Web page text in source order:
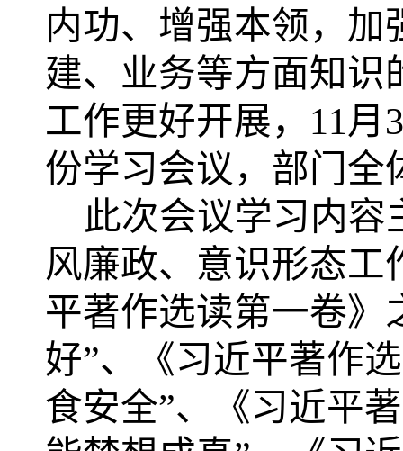
内功、增强本领，加
建、业务等方面知识
工作更好开展， 11月
份学习会议，部门全
此次会议学习内
风廉政、意识形态工
平著作选读第一卷》
好”、《习近平著作
食安全”、《习近平